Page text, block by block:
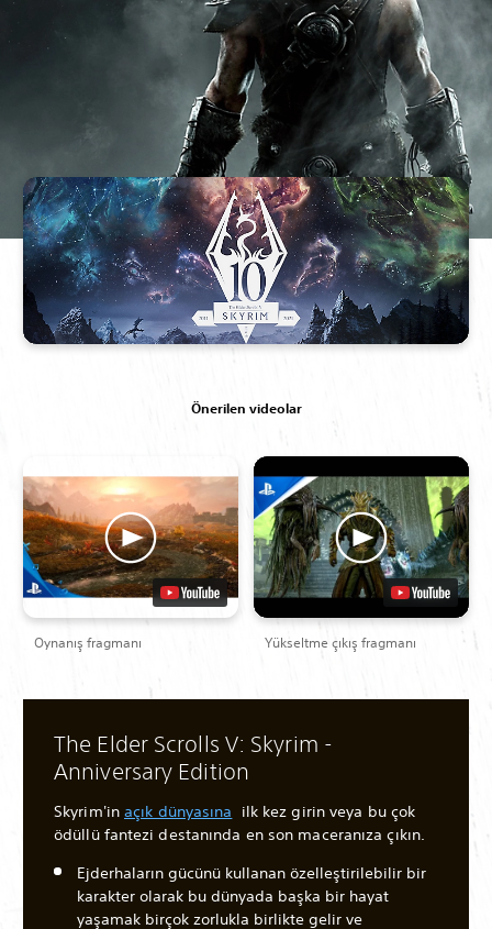
Önerilen videolar
Oynanış fragmanı Yükseltme çıkış fragmanı
The Elder Scrolls V: Skyrim -
Anniversary Edition
Skyrim'in açık dünyasına ilk kez girin veya bu çok
ödüllü fantezi destanında en son maceranıza çıkın.
Ejderhaların gücünü kullanan özelleştirilebilir bir
karakter olarak bu dünyada başka bir hayat
yaşamak birçok zorlukla birlikte gelir ve